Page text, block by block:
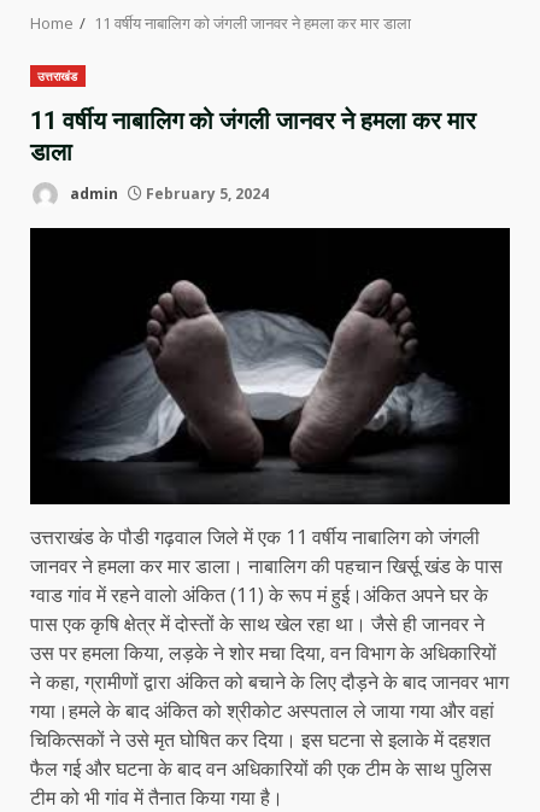
Home 11 वर्षीय नाबालिग को जंगली जानवर ने हमला कर मार डाला
उत्तराखंड
11 वर्षीय नाबालिग को जंगली जानवर ने हमला कर मार
डाला
admin February 5, 2024
उत्तराखंड के पौडी गढ़वाल जिले में एक 11 वर्षीय नाबालिग को जंगली
जानवर ने हमला कर मार डाला। नाबालिग की पहचान खिर्सू खंड के पास
ग्वाड गांव में रहने वालाे अंकित (11) के रूप मं हुई।अंकित अपने घर के
पास एक कृषि क्षेत्र में दोस्तों के साथ खेल रहा था। जैसे ही जानवर ने
उस पर हमला किया, लड़के ने शोर मचा दिया, वन विभाग के अधिकारियों
ने कहा, ग्रामीणों द्वारा अंकित को बचाने के लिए दौड़ने के बाद जानवर भाग
गया।हमले के बाद अंकित को श्रीकोट अस्पताल ले जाया गया और वहां
चिकित्सकों ने उसे मृत घोषित कर दिया। इस घटना से इलाके में दहशत
फैल गई और घटना के बाद वन अधिकारियों की एक टीम के साथ पुलिस
टीम को भी गांव में तैनात किया गया है।